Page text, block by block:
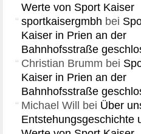
Werte von Sport Kaiser
sportkaisergmbh bei
Kaiser in Prien an der
Bahnhofsstraße
Christian Brumm bei
Kaiser in Prien an der
Bahnhofsstraße
Michael Will
bei Über
Entstehungsgeschichte